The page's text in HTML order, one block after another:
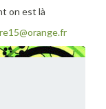
on est là